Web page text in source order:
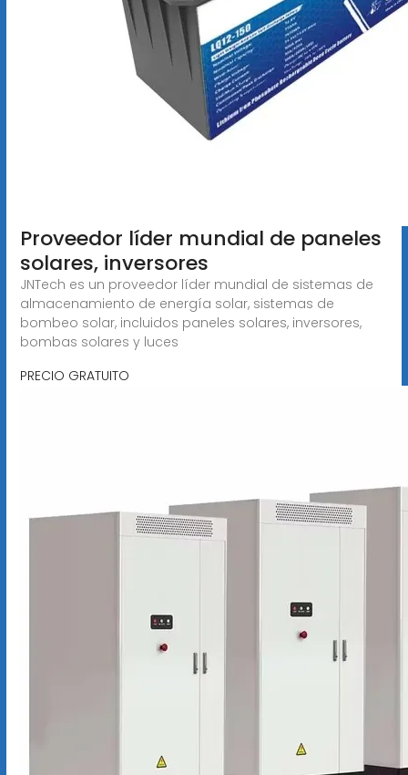
Proveedor líder mundial de paneles
solares, inversores
JNTech es un proveedor líder mundial de sistemas de
almacenamiento de energía solar, sistemas de
bombeo solar, incluidos paneles solares, inversores,
bombas solares y luces
PRECIO GRATUITO